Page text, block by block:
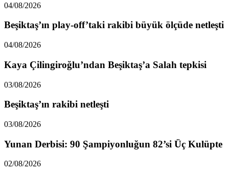
04/08/2026
Beşiktaş’ın play-off’taki rakibi büyük ölçüde netleşti
04/08/2026
Kaya Çilingiroğlu’ndan Beşiktaş’a Salah tepkisi
03/08/2026
Beşiktaş’ın rakibi netleşti
03/08/2026
Yunan Derbisi: 90 Şampiyonluğun 82’si Üç Kulüpte
02/08/2026